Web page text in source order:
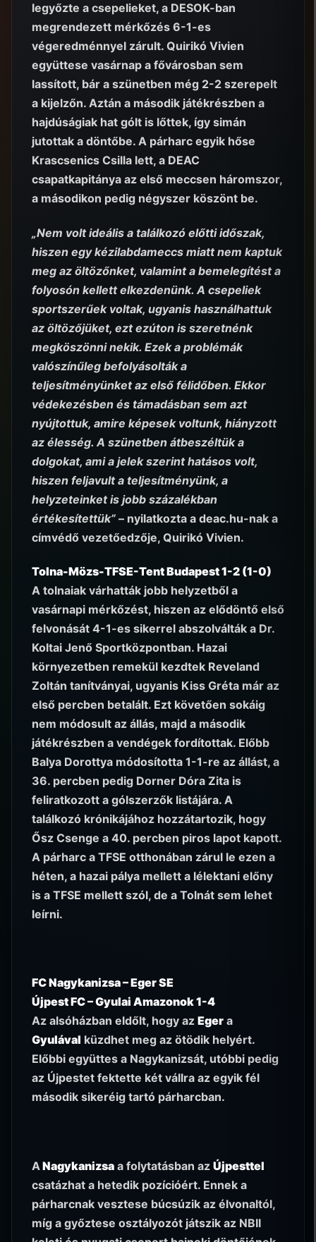
legyőzte a csepelieket, a DESOK-ban
megrendezett mérkőzés 6-1-es
végeredménnyel zárult. Quirikó Vivien
együttese vasárnap a fővárosban sem
lassított, bár a szünetben még 2-2 szerepelt
a kijelzőn. Aztán a második játékrészben a
hajdúságiak hat gólt is lőttek, így simán
jutottak a döntőbe. A párharc egyik hőse
Krascsenics Csilla lett, a DEAC
csapatkapitánya az első meccsen háromszor,
a másodikon pedig négyszer köszönt be.
„Nem volt ideális a találkozó előtti időszak,
hiszen egy kézilabdameccs miatt nem kaptuk
meg az öltözőnket, valamint a bemelegítést a
folyosón kellett elkezdenünk. A csepeliek
sportszerűek voltak, ugyanis használhattuk
az öltözőjüket, ezt ezúton is szeretnénk
megköszönni nekik. Ezek a problémák
valószínűleg befolyásolták a
teljesítményünket az első félidőben. Ekkor
védekezésben és támadásban sem azt
nyújtottuk, amire képesek voltunk, hiányzott
az élesség. A szünetben átbeszéltük a
dolgokat, ami a jelek szerint hatásos volt,
hiszen feljavult a teljesítményünk, a
helyzeteinket is jobb százalékban
értékesítettük” – nyilatkozta a deac.hu-nak a
címvédő vezetőedzője, Quirikó Vivien.
Tolna-Mözs-TFSE-Tent Budapest 1-2 (1-0)
A tolnaiak várhatták jobb helyzetből a
vasárnapi mérkőzést, hiszen az elődöntő első
felvonását 4-1-es sikerrel abszolválták a Dr.
Koltai Jenő Sportközpontban. Hazai
környezetben remekül kezdtek Reveland
Zoltán tanítványai, ugyanis Kiss Gréta már az
első percben betalált. Ezt követően sokáig
nem módosult az állás, majd a második
játékrészben a vendégek fordítottak. Előbb
Balya Dorottya módosította 1-1-re az állást, a
36. percben pedig Dorner Dóra Zita is
feliratkozott a gólszerzők listájára. A
találkozó krónikájához hozzátartozik, hogy
Ősz Csenge a 40. percben piros lapot kapott.
A párharc a TFSE otthonában zárul le ezen a
héten, a hazai pálya mellett a lélektani előny
is a TFSE mellett szól, de a Tolnát sem lehet
leírni.
FC Nagykanizsa – Eger SE
Újpest FC – Gyulai Amazonok 1-4
Az alsóházban eldőlt, hogy az Eger a
Gyulával küzdhet meg az ötödik helyért.
Előbbi együttes a Nagykanizsát, utóbbi pedig
az Újpestet fektette két vállra az egyik fél
második sikeréig tartó párharcban.
A Nagykanizsa a folytatásban az Újpesttel
csatázhat a hetedik pozícióért. Ennek a
párharcnak vesztese búcsúzik az élvonaltól,
míg a győztese osztályozót játszik az NBII